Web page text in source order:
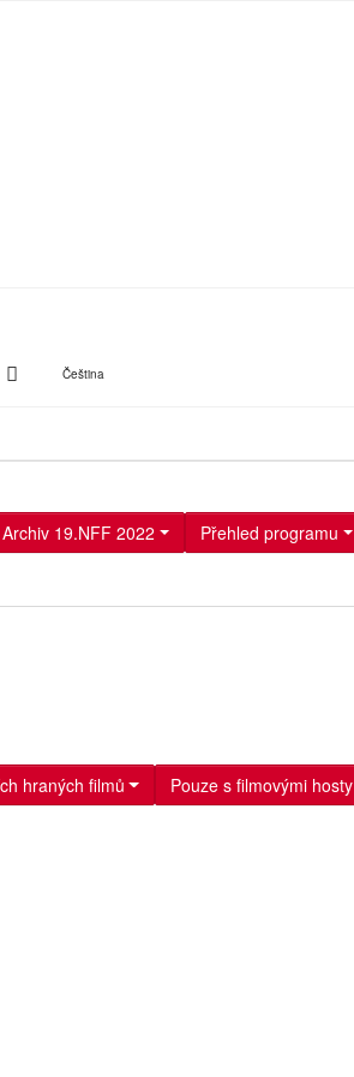
SucheČeština
Archiv 19.NFF 2022 Přehled programu
hraných filmů Pouze s filmovými hosty